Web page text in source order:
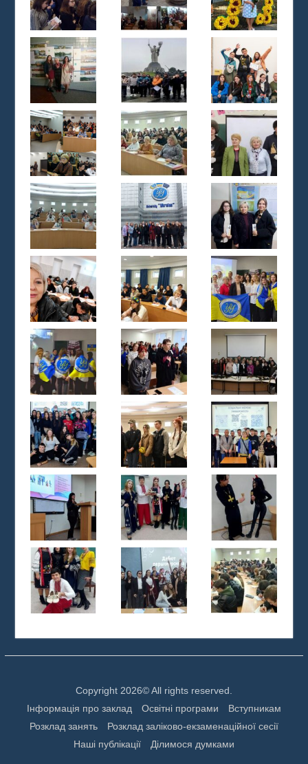
Copyright 2026© All rights reserved.
Інформація про заклад
Освітні програми
Вступникам
Розклад занять
Розклад заліково-екзаменаційної сесії
Наші публікації
Ділимося думками